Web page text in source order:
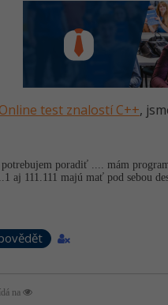
Online test znalostí C++,
potrebujem poradiť .... mám
aj 111.111 majú mať pod sebou
na